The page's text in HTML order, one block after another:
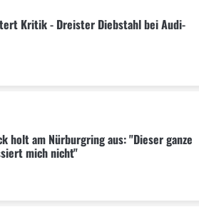
Kritik - Dreister Diebstahl bei Audi-
holt am Nürburgring aus: "Dieser ganze
mich nicht"